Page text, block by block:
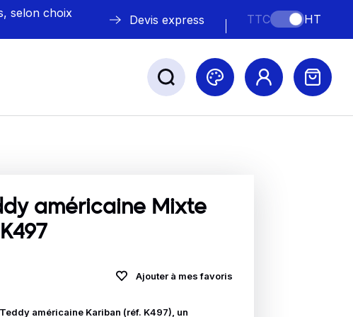
selon choix
Devis express TTC HT
Nos marques
américaine Mixte
Ajouter à mes favoris
américaine Kariban (réf. K497), un